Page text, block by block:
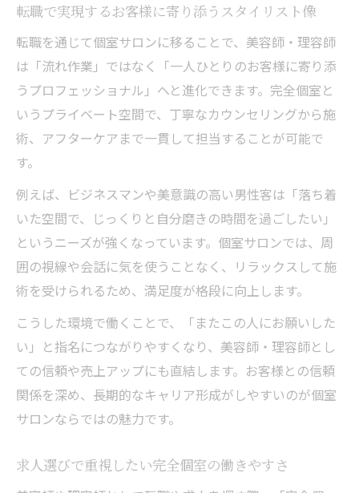
転職で実現するお客様に寄り添うスタイリスト像
転職を通じて個室サロンに移ることで、美容師・理容師
は「流れ作業」ではなく「一人ひとりのお客様に寄り添
うプロフェッショナル」へと進化できます。完全個室と
いうプライベート空間で、丁寧なカウンセリングから施
術、アフターケアまで一貫して担当することが可能で
す。
例えば、ビジネスマンや美意識の高い男性客は「落ち着
いた空間で、じっくりと自分磨きの時間を過ごしたい」
というニーズが強くなっています。個室サロンでは、周
囲の視線や会話に気を使うことなく、リラックスして施
術を受けられるため、満足度が格段に向上します。
こうした環境で働くことで、「またこの人にお願いした
い」と指名につながりやすくなり、美容師・理容師とし
ての信頼や売上アップにも直結します。お客様との信頼
関係を深め、長期的なキャリア形成がしやすいのが個室
サロンならではの魅力です。
求人選びで重視したい完全個室の働きやすさ